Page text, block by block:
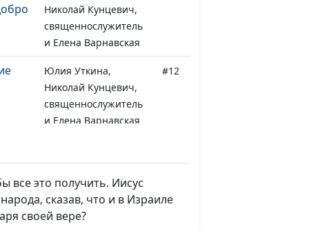
Николай Кунцевич,
священнослужитель
и Елена Варнавская
Юлия Уткина,
Николай Кунцевич,
священнослужитель
и Елена Варнавская
#12
Николай Кунцевич,
священнослужитель
и Елена Варнавская
все это получить. Иисус
сказав, что и в Израиле
своей вере?